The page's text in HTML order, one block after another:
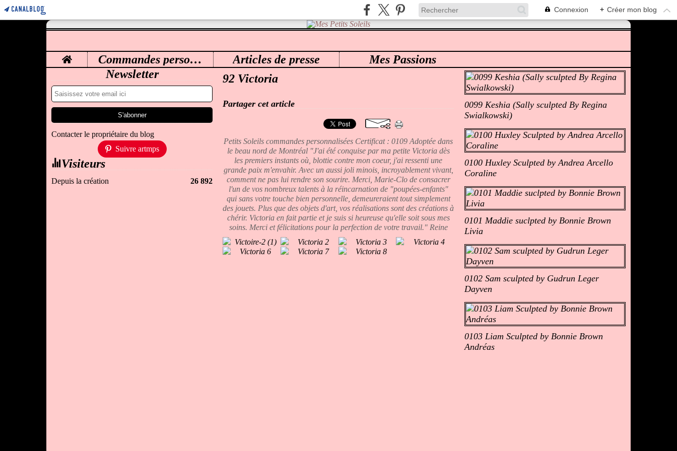
Connexion + Créer mon blog
Home Commandes personnalisées Articles de presse
Mes Passions
Newsletter
Contacter le propriétaire du blog
Suivre artmps
Visiteurs
Depuis la création 26 892
MES PETITS SOLEILS > CATEGORIES > - MES PETITS SOLEILS
92 Victoria
Partager cet article
Petits Soleils commandes personnalisées Certificat : 0109 Adoptée dans
le beau nord de Montréal "J'ai été conquise par ma petite Victoria dès
les premiers instants où, blottie contre mon coeur, j'ai ressenti une
grande paix m'envahir. Avec un aussi joli minois, incroyablement vivant,
comment ne pas lui rendre son sourire. Merci, Marie-Clo de consacrer
l'un de vos nombreux talents à la réincarnation de "poupées-enfants"
qui sans votre touche bien personnelle, demeureraient tout simplement
des jouets. Plus que des objets d'art, vos réalisations sont des créations à
chérir. Victoria en fait partie et je suis si heureuse qu'elle soit sous mes
soins. Merci et félicitations pour la perfection de votre travail." Reine
0099 Keshia (Sally sculpted By Regina
Swialkowski)
0100 Huxley Sculpted by Andrea Arcello
Coraline
0101 Maddie suclpted by Bonnie Brown
Livia
0102 Sam sculpted by Gudrun Leger
Dayven
0103 Liam Sculpted by Bonnie Brown
Andréas